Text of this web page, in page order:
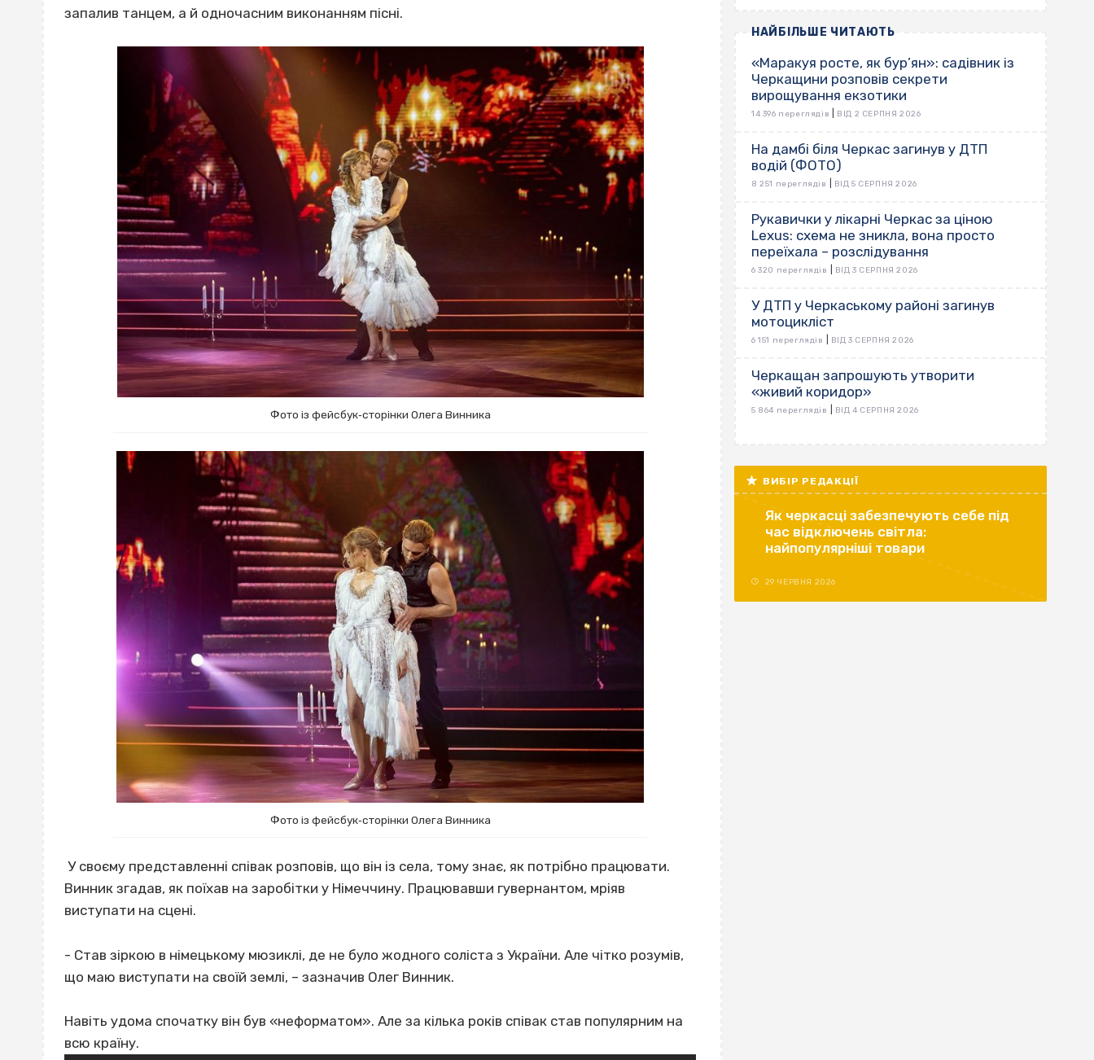
запалив танцем, а й одночасним виконанням пісні.
Фото із фейсбук‐сторінки Олега Винника
Фото із фейсбук‐сторінки Олега Винника
У своєму представленні співак розповів, що він із села, тому знає, як потрібно працювати.
Винник згадав, як поїхав на заробітки у Німеччину. Працювавши гувернантом, мріяв
виступати на сцені.
- Став зіркою в німецькому мюзиклі, де не було жодного соліста з України. Але чітко розумів,
що маю виступати на своїй землі, – зазначив Олег Винник.
Навіть удома спочатку він був «неформатом». Але за кілька років співак став популярним на
всю країну.
НАЙБІЛЬШЕ ЧИТАЮТЬ
«Маракуя росте, як бур’ян»: садівник із
Черкащини розповів секрети
вирощування екзотики
14 396 переглядів ВІД 2 СЕРПНЯ 2026
На дамбі біля Черкас загинув у ДТП
водій (ФОТО)
8 251 переглядів ВІД 5 СЕРПНЯ 2026
Рукавички у лікарні Черкас за ціною
Lexus: схема не зникла, вона просто
переїхала – розслідування
6 320 переглядів ВІД 3 СЕРПНЯ 2026
У ДТП у Черкаському районі загинув
мотоцикліст
6 151 переглядів ВІД 3 СЕРПНЯ 2026
Черкащан запрошують утворити
«живий коридор»
5 864 переглядів ВІД 4 СЕРПНЯ 2026
ВИБІР РЕДАКЦІЇ
Як черкасці забезпечують себе під
час відключень світла:
найпопулярніші товари
29 ЧЕРВНЯ 2026